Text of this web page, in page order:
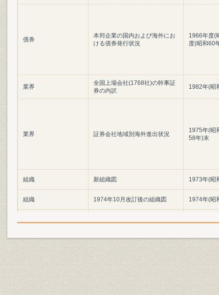
債券
本邦企業の国内および海外にお
ける債券発行状況
1966年度(
度(昭和60
業界
全国上場会社(1768社)の幹事証
券の内訳
1982年(昭
業界 証券会社地域別海外進出状況
1975年(昭
58年)末
組織 新組織図 1973年(昭
組織 1974年10月改訂後の組織図 1974年(昭
組織 1982年8月改訂後の組織図 1982年(昭
組織;経営 新設法人課設置状況 1980年(昭
組織 1973年時点での組織 1973年(昭